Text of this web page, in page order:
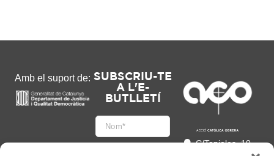
Amb el suport de: SUBSCRIU-TE
A L'E-
BUTLLETÍ
C/Tapioles, 10